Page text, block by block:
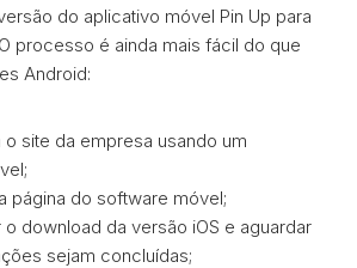
do aplicativo móvel Pin Up para
processo é ainda mais fácil do que
Android:
o site da empresa usando um
página do software móvel;
o download da versão iOS e aguardar
sejam concluídas;